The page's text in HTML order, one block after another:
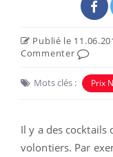
Publié le
Commenter
Mots clés : Prix
Il y a des cocktails
volontiers. Par